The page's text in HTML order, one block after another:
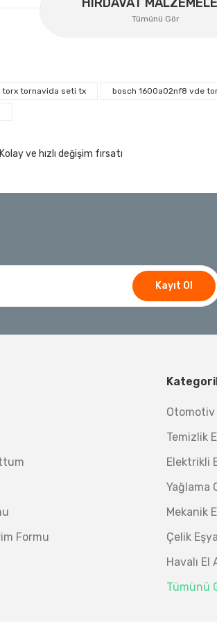
Bosch GLM 50-27 C Lazerli
Demiriz CS 12000 T Zaman
Tümünü Gör
Bosch El Aletleri
torx tornavida seti tx bosch 1600a02nf8 vde
Kolay ve hızlı değişim fırsatı
Kayıt Ol
Formu
Otomotiv
Temizlik
Elektrikli
Yağlama
Mekanik
Çelik
Havalı El
Tümünü